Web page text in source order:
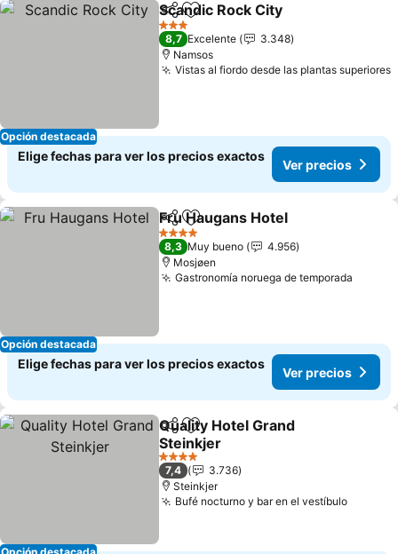
Opción destacada
CompartirAgregar a favoritos
Scandic Rock City
3 Estrellas
8,7 Excelente
3.348
Namsos
Vistas al fiordo desde las plantas superiores
Elige fechas para ver los precios exactos
Ver precios
Opción destacada
CompartirAgregar a favoritos
Fru Haugans Hotel
4 Estrellas
8,3 Muy bueno
4.956
Mosjøen
Gastronomía noruega de temporada
Elige fechas para ver los precios exactos
Ver precios
CompartirAgregar a favoritos
Quality Hotel Grand
Steinkjer
4 Estrellas
7,4
3.736
Steinkjer
Bufé nocturno y bar en el vestíbulo